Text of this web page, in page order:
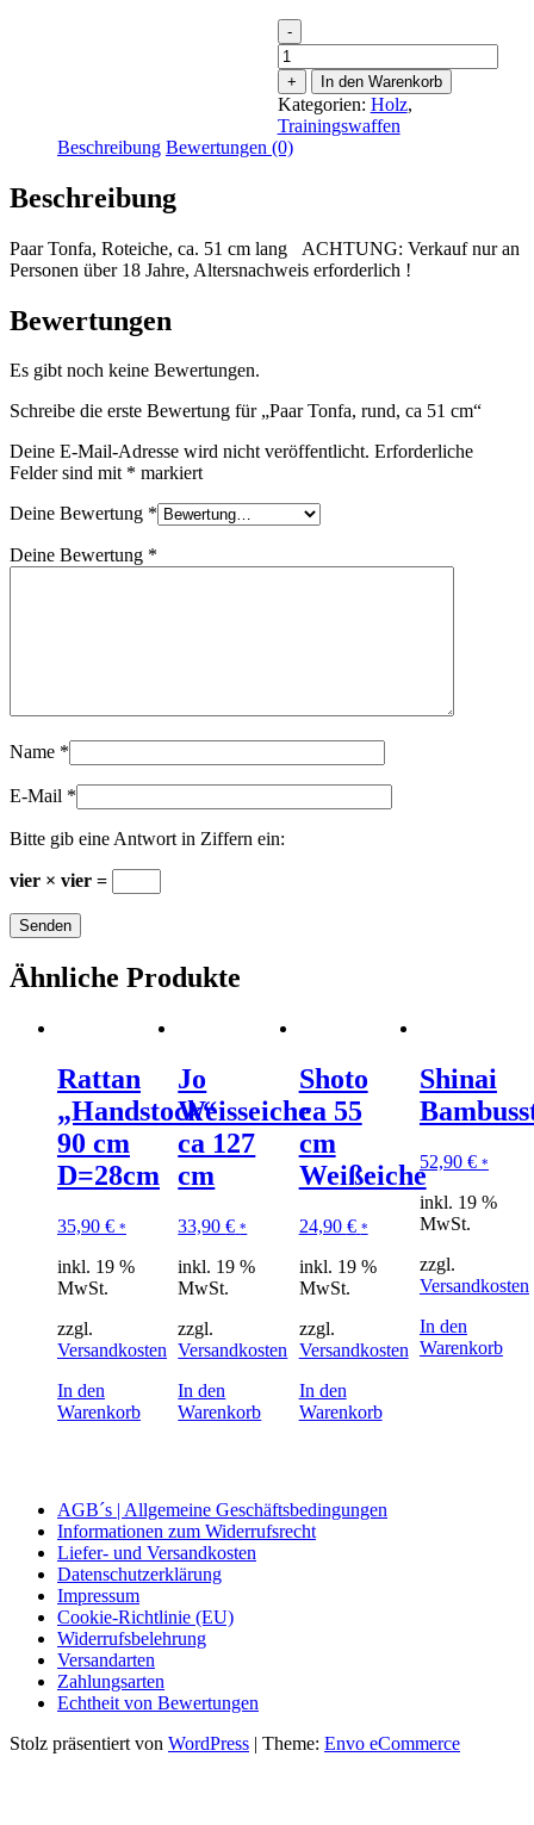
-
Paar
Tonfa,
rund,
ca
51
cm
+ In den Warenkorb
Kategorien: Holz,
Trainingswaffen
Beschreibung Bewertungen (0)
Beschreibung
Paar Tonfa, Roteiche, ca. 51 cm lang ACHTUNG: Verkauf nur an
Personen über 18 Jahre, Altersnachweis erforderlich !
Bewertungen
Es gibt noch keine Bewertungen.
Schreibe die erste Bewertung für „Paar Tonfa, rund, ca 51 cm“
Deine E-Mail-Adresse wird nicht veröffentlicht. Erforderliche
Felder sind mit * markiert
Deine Bewertung *
Deine Bewertung *
Name *
E-Mail *
Bitte gib eine Antwort in Ziffern ein:
vier × vier =
Ähnliche Produkte
Rattan
„Handstock“
90 cm
D=28cm
35,90 € *
inkl. 19 %
MwSt.
zzgl.
Versandkosten
In den
Warenkorb
Jo
Weisseiche
ca 127
cm
33,90€ *
inkl. 19 %
MwSt.
zzgl.
Versandkosten
In den
Warenkorb
Shoto
ca 55
cm
Weißeiche
24,90 € *
inkl. 19 %
MwSt.
zzgl.
Versandkosten
In den
Warenkorb
Shinai
52,90 € *
inkl. 19 %
MwSt.
zzgl.
Versandkosten
In den
Warenkorb
AGB´s | Allgemeine Geschäftsbedingungen
Informationen zum Widerrufsrecht
Liefer- und Versandkosten
Datenschutzerklärung
Impressum
Cookie-Richtlinie (EU)
Widerrufsbelehrung
Versandarten
Zahlungsarten
Echtheit von Bewertungen
Stolz präsentiert von WordPress | Theme: Envo eCommerce